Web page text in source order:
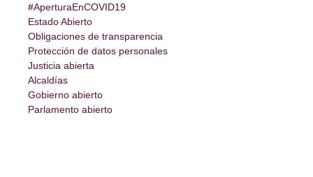
#AperturaEnCOVID19
Estado Abierto
Obligaciones de transparencia
Protección de datos personales
Justicia abierta
Alcaldías
Gobierno abierto
Parlamento abierto